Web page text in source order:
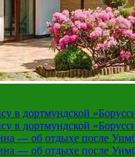
в дортмундской
в дортмундской
— об отдыхе после
— об отдыхе после